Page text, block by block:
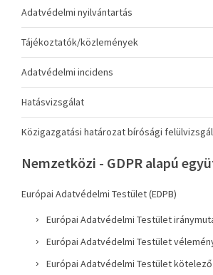
Adatvédelmi nyilvántartás
Tájékoztatók/közlemények
Adatvédelmi incidens
Hatásvizsgálat
Közigazgatási határozat bírósági
Nemzetközi - GDPR alapú
Európai Adatvédelmi Testület (EDPB)
Európai Adatvédelmi Testület
Európai Adatvédelmi Testület
Európai Adatvédelmi Testület